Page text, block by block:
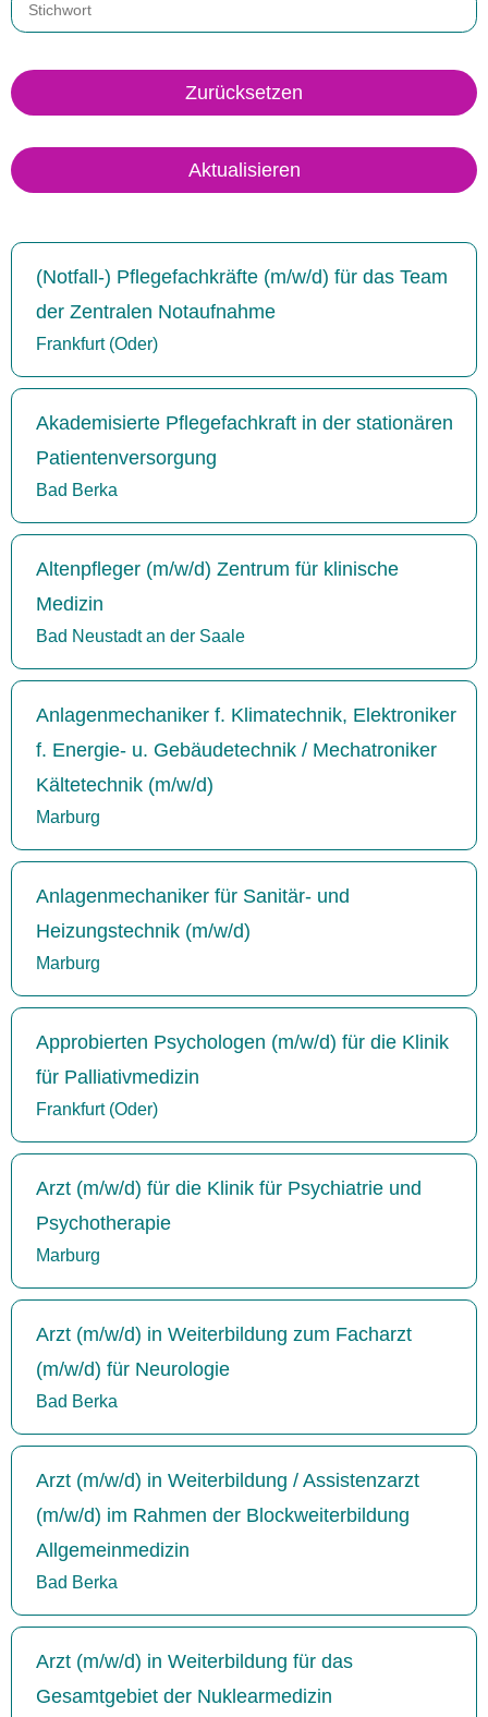
Zurücksetzen
Aktualisieren
(Notfall-) Pflegefachkräfte (m/w/d) für das Team
der Zentralen Notaufnahme
Frankfurt (Oder)
Akademisierte Pflegefachkraft in der stationären
Patientenversorgung
Bad Berka
Altenpfleger (m/w/d) Zentrum für klinische
Medizin
Bad Neustadt an der Saale
Anlagenmechaniker f. Klimatechnik, Elektroniker
f. Energie- u. Gebäudetechnik / Mechatroniker
Kältetechnik (m/w/d)
Marburg
Anlagenmechaniker für Sanitär- und
Heizungstechnik (m/w/d)
Marburg
Approbierten Psychologen (m/w/d) für die Klinik
für Palliativmedizin
Frankfurt (Oder)
Arzt (m/w/d) für die Klinik für Psychiatrie und
Psychotherapie
Marburg
Arzt (m/w/d) in Weiterbildung zum Facharzt
(m/w/d) für Neurologie
Bad Berka
Arzt (m/w/d) in Weiterbildung / Assistenzarzt
(m/w/d) im Rahmen der Blockweiterbildung
Allgemeinmedizin
Bad Berka
Arzt (m/w/d) in Weiterbildung für das
Gesamtgebiet der Nuklearmedizin